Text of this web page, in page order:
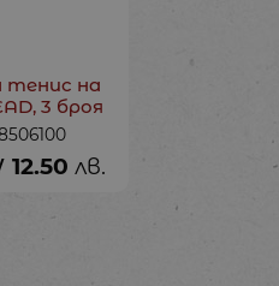
тенис на
3 броя
12.50 лв.